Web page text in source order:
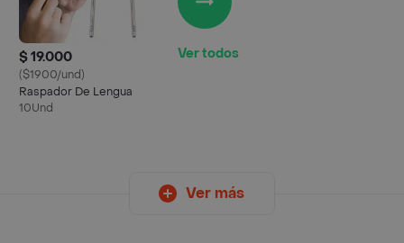
$ 19.000
($1900/und)
Raspador De Lengua
10Und
Ver todos
Ver más